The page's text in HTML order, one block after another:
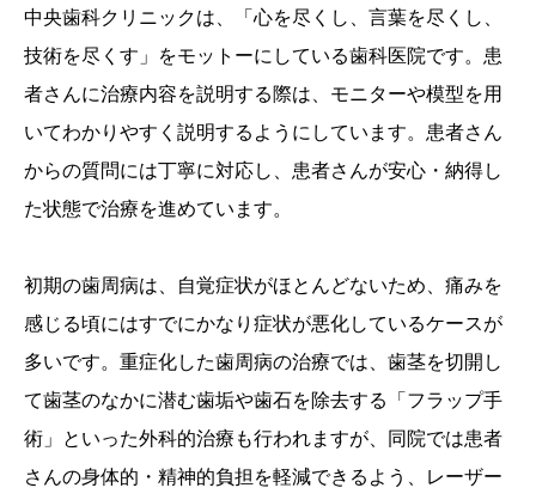
中央歯科クリニックは、「心を尽くし、言葉を尽くし、
技術を尽くす」をモットーにしている歯科医院です。患
者さんに治療内容を説明する際は、モニターや模型を用
いてわかりやすく説明するようにしています。患者さん
からの質問には丁寧に対応し、患者さんが安心・納得し
た状態で治療を進めています。
初期の歯周病は、自覚症状がほとんどないため、痛みを
感じる頃にはすでにかなり症状が悪化しているケースが
多いです。重症化した歯周病の治療では、歯茎を切開し
て歯茎のなかに潜む歯垢や歯石を除去する「フラップ手
術」といった外科的治療も行われますが、同院では患者
さんの身体的・精神的負担を軽減できるよう、レーザー